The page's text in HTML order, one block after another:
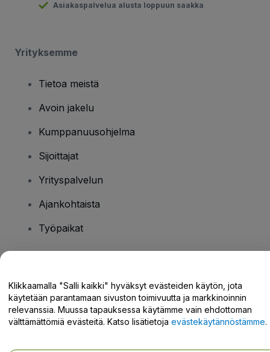
Asiakaspalvelua alusta loppuun saakka
Yrityksemme
Tietoa meistä
Avoin jakelu
Kumppanuusohjelma
Sijoittajat
Yrityspalvelun
Ajankohtaista
Työpaikat
Tukikeskus / Ota meihin yhteyttä
Klikkaamalla "Salli kaikki" hyväksyt evästeiden käytön, jota
käytetään parantamaan sivuston toimivuutta ja markkinoinnin
relevanssia. Muussa tapauksessa käytämme vain ehdottoman
välttämättömiä evästeitä. Katso lisätietoja evästekäytännöstämme.